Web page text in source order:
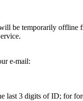
be temporarily
e-mail:
last 3 digits of ID; for